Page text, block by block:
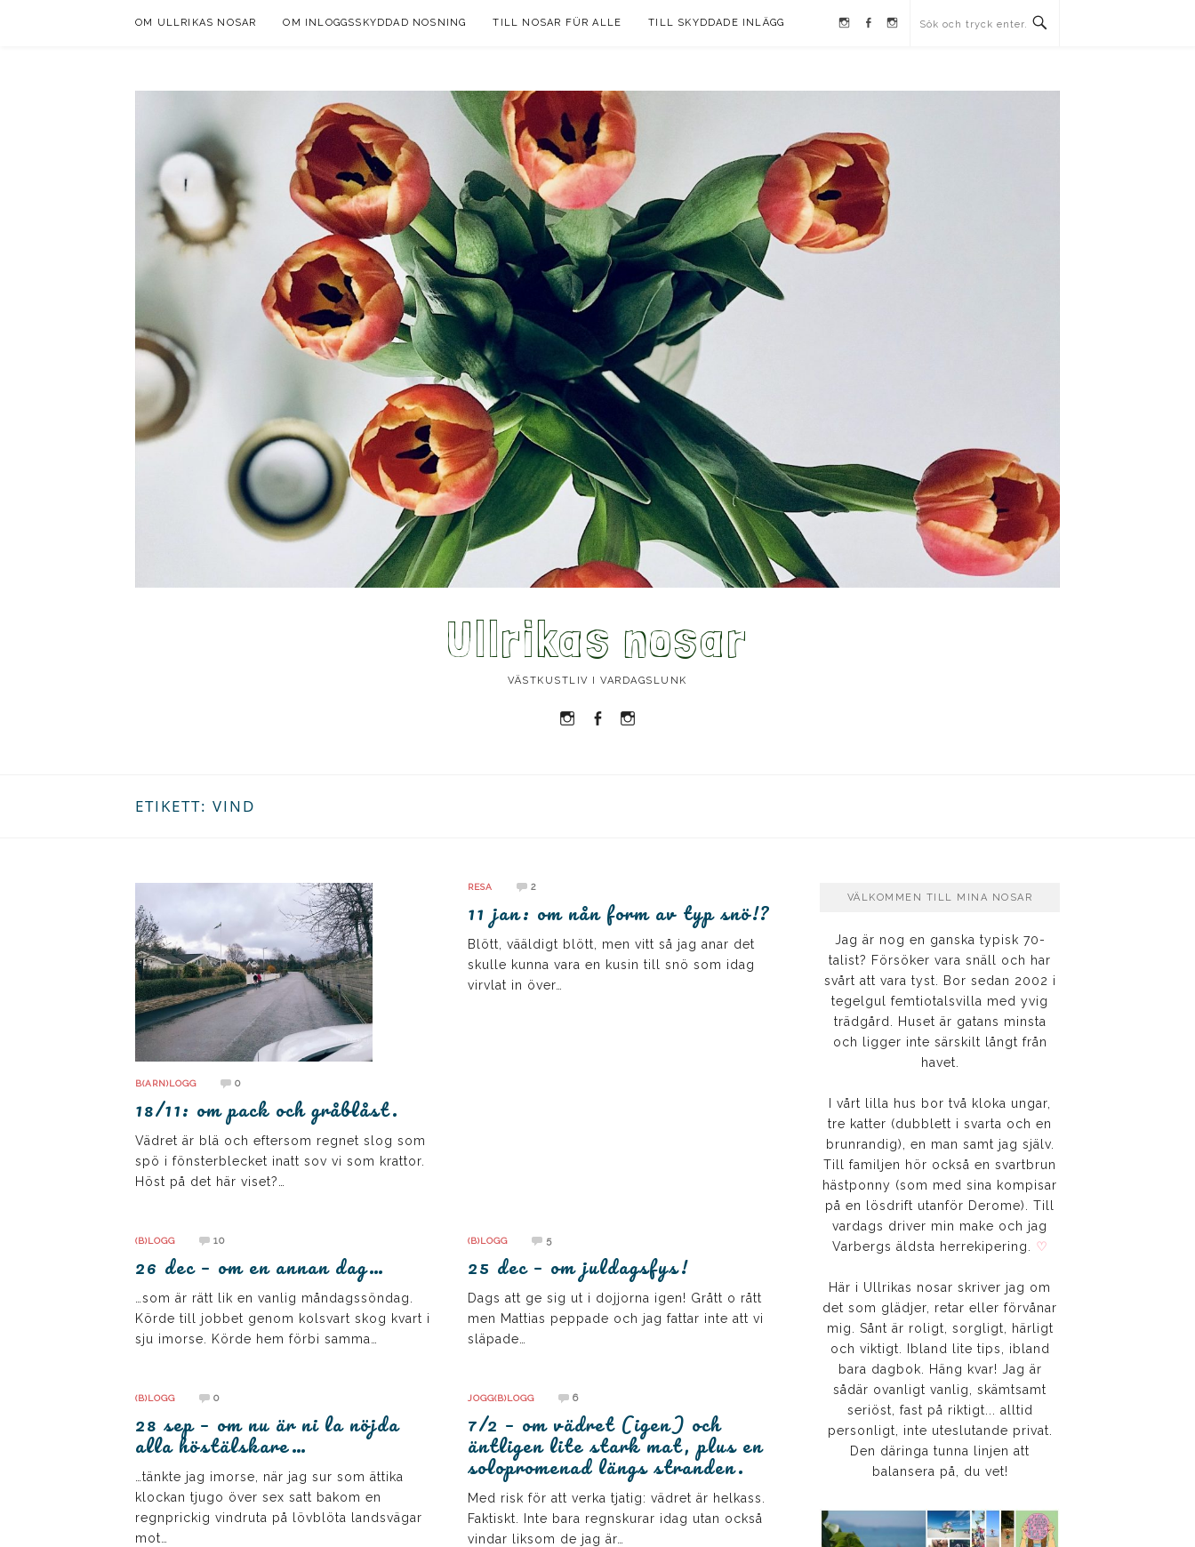
OM ULLRIKAS NOSAR OM INLOGGSSKYDDAD NOSNING TILL NOSAR FÜR ALLE TILL SKYDDADE INLÄGG Instagram
Facebook
Instagram
Ullrikas nosar
VÄSTKUSTLIV I VARDAGSLUNK
Instagram
Facebook
ETIKETT: VIND
B(ARN)LOGG 0
18/11: om pack och gråblåst.
Vädret är blä och eftersom regnet slog som
spö i fönsterblecket inatt sov vi som krattor.
Höst på det här viset?…
RESA 2
11 jan: om nån form av typ snö!?
Blött, vääldigt blött, men vitt så jag anar det
skulle kunna vara en kusin till snö som idag
virvlat in över…
(B)LOGG 10
26 dec – om en annan dag…
…som är rätt lik en vanlig måndagssöndag.
Körde till jobbet genom kolsvart skog kvart i
sju imorse. Körde hem förbi samma…
(B)LOGG 5
25 dec – om juldagsfys!
Dags att ge sig ut i dojjorna igen! Grått o rått
men Mattias peppade och jag fattar inte att vi
släpade…
(B)LOGG 0
28 sep – om nu är ni la nöjda
alla höstälskare…
…tänkte jag imorse, när jag sur som ättika
klockan tjugo över sex satt bakom en
regnprickig vindruta på lövblöta landsvägar
mot…
JOGG(B)LOGG 6
7/2 – om vädret (igen) och
äntligen lite stark mat, plus en
solopromenad längs stranden.
Med risk för att verka tjatig: vädret är helkass.
Faktiskt. Inte bara regnskurar idag utan också
vindar liksom de jag är…
VÄLKOMMEN TILL MINA NOSAR
Jag är nog en ganska typisk 70-
talist? Försöker vara snäll och har
svårt att vara tyst. Bor sedan 2002 i
tegelgul femtiotalsvilla med yvig
trädgård. Huset är gatans minsta
och ligger inte särskilt långt från
havet.
I vårt lilla hus bor två kloka ungar,
tre katter (dubblett i svarta och en
brunrandig), en man samt jag själv.
Till familjen hör också en svartbrun
hästponny (som med sina kompisar
på en lösdrift utanför Derome). Till
vardags driver min make och jag
Varbergs äldsta herrekipering. ♡
Här i Ullrikas nosar skriver jag om
det som glädjer, retar eller förvånar
mig. Sånt är roligt, sorgligt, härligt
och viktigt. Ibland lite tips, ibland
bara dagbok. Häng kvar! Jag är
sådär ovanligt vanlig, skämtsamt
seriöst, fast på riktigt... alltid
personligt, inte uteslutande privat.
Den däringa tunna linjen att
balansera på, du vet!